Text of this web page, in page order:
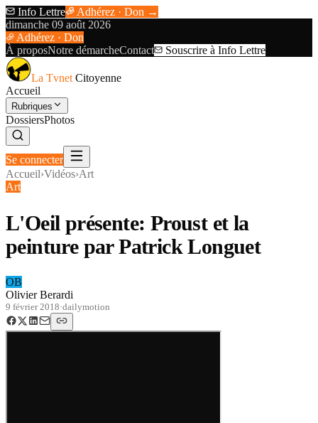
Info Lettre
Adhérez · Don →
dimanche 09 août 2026
Adhérez · Don
À proposNotre démarcheContact Souscrire à Info Lettre
La Tvnet Citoyenne
Accueil
Rubriques
DossiersPhotos
Se connecter
Accueil›Vidéos›Art
Art
L'Oeil présente: Proust et la
peinture par Patrick Longuet
OB
Olivier Berardi
9 février 2018·dailymotion